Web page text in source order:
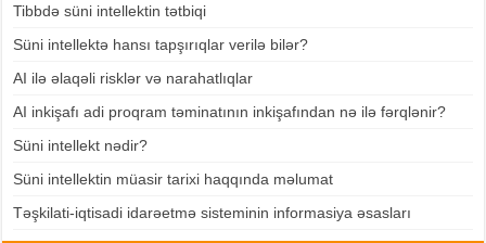
Tibbdə süni intellektin tətbiqi
Süni intellektə hansı tapşırıqlar verilə bilər?
AI ilə əlaqəli risklər və narahatlıqlar
AI inkişafı adi proqram təminatının inkişafından nə ilə fərqlənir?
Süni intellekt nədir?
Süni intellektin müasir tarixi haqqında məlumat
Təşkilati-iqtisadi idarəetmə sisteminin informasiya əsasları